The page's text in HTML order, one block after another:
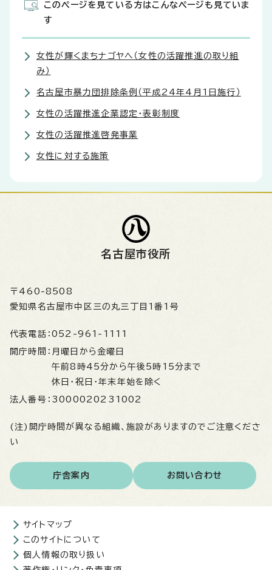
このページを見ている方はこんなページも見ていま
す
女性が輝くまちナゴヤへ（女性の活躍推進の取り組
み）
名古屋市暴力団排除条例（平成24年4月1日施行）
女性の活躍推進企業認定・表彰制度
女性の活躍推進啓発事業
女性に対する施策
名古屋市役所
〒460-8508
愛知県名古屋市中区三の丸三丁目1番1号
代表電話： 052-961-1111
開庁時間： 月曜日から金曜日
午前8時45分から午後5時15分まで
休日・祝日・年末年始を除く
法人番号： 3000020231002
(注)開庁時間が異なる組織、施設がありますのでご注意くださ
い
庁舎案内 お問い合わせ
サイトマップ
このサイトについて
個人情報の取り扱い